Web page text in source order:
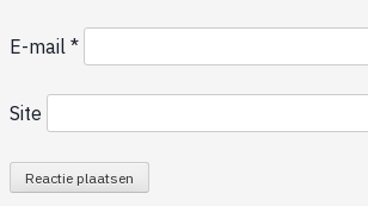
E-mail *
Site